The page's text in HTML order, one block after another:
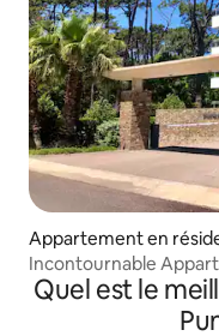
Appartement en
Incontournable
Quel est le